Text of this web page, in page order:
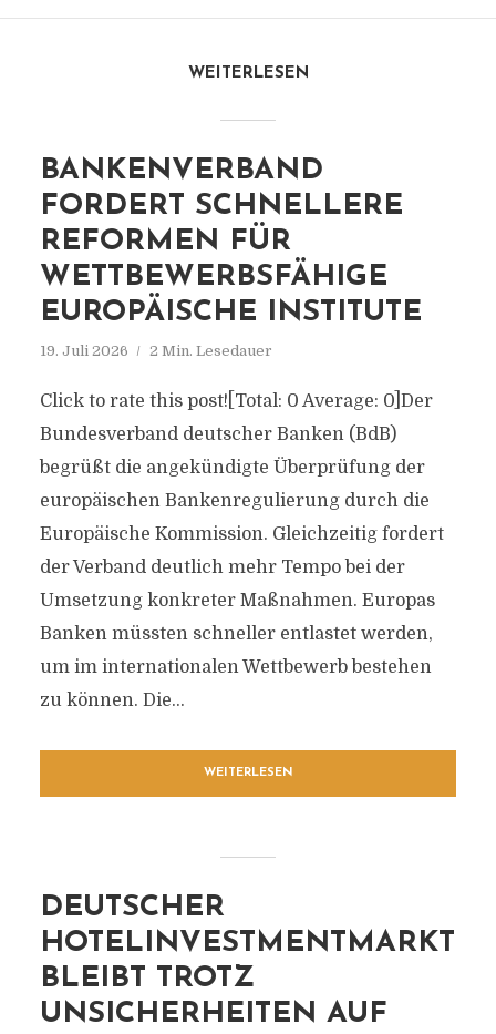
WEITERLESEN
BANKENVERBAND
FORDERT SCHNELLERE
REFORMEN FÜR
WETTBEWERBSFÄHIGE
EUROPÄISCHE INSTITUTE
19. Juli 2026 2 Min. Lesedauer
Click to rate this post![Total: 0 Average: 0]Der
Bundesverband deutscher Banken (BdB)
begrüßt die angekündigte Überprüfung der
europäischen Bankenregulierung durch die
Europäische Kommission. Gleichzeitig fordert
der Verband deutlich mehr Tempo bei der
Umsetzung konkreter Maßnahmen. Europas
Banken müssten schneller entlastet werden,
um im internationalen Wettbewerb bestehen
zu können. Die...
WEITERLESEN
DEUTSCHER
HOTELINVESTMENTMARKT
BLEIBT TROTZ
UNSICHERHEITEN AUF